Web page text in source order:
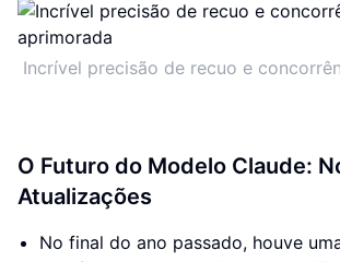
Incrível precisão de recuo e
O Futuro do Modelo Claude:
Atualizações
No final do ano passado, houve